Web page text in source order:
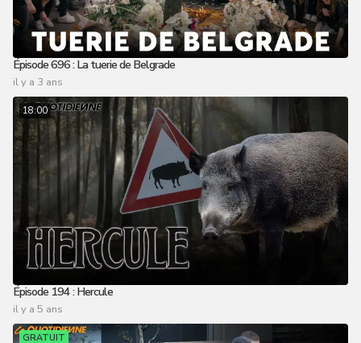
Épisode 696 : La tuerie de Belgrade
il y a 3 ans
18:00
Épisode 194 : Hercule
il y a 5 ans
GRATUIT